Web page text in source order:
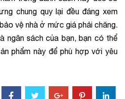
chung quy lại đều đáng xem
vệ nhà ở mức giá phải chăng.
ngân sách của bạn, bạn có thể
phẩm này để phù hợp với yêu